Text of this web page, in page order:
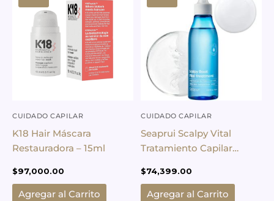
CUIDADO CAPILAR
K18 Hair Máscara
Restauradora – 15ml
$97,000.00
Agregar al Carrito
CUIDADO CAPILAR
Seaprui Scalpy Vital
Tratamiento Capilar
$74,399.00
Agregar al Carrito